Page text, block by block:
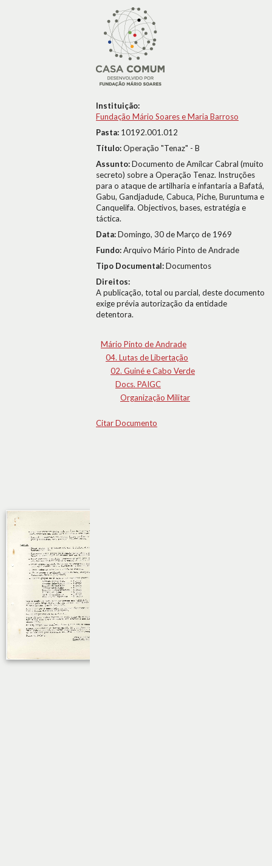
Instituição:
Fundação Mário Soares e Maria Barroso
Pasta: 10192.001.012
Título:Operação "Tenaz" - B
Assunto:Documento de Amílcar Cabral (muito
secreto) sobre a Operação Tenaz. Instruções
para o ataque de artilharia e infantaria a Bafatá,
Gabu, Gandjadude, Cabuca, Piche, Buruntuma e
Canquelifa. Objectivos, bases, estratégia e
táctica.
Data:Domingo, 30 de Março de 1969
Fundo:Arquivo Mário Pinto de Andrade
Tipo Documental:Documentos
Direitos:
A publicação, total ou parcial, deste documento
exige prévia autorização da entidade
detentora.
Mário Pinto de Andrade
04. Lutas de Libertação
02. Guiné e Cabo Verde
Docs. PAIGC
Organização Militar
Citar Documento